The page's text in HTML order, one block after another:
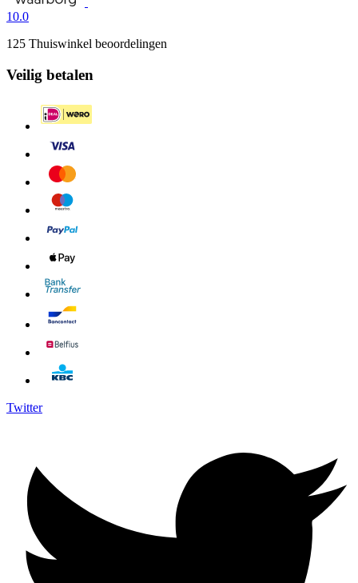
10.0
125 Thuiswinkel beoordelingen
Veilig betalen
Twitter